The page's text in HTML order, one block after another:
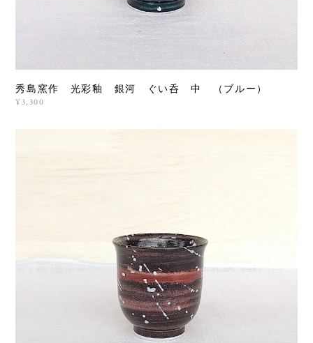
秀島窯作 光彩釉 銀河 ぐい呑 中 （ブルー）
¥3,300